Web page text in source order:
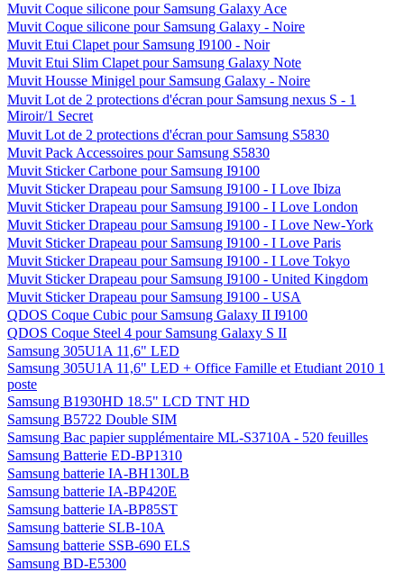
Muvit Coque silicone pour Samsung Galaxy Ace
Muvit Coque silicone pour Samsung Galaxy - Noire
Muvit Etui Clapet pour Samsung I9100 - Noir
Muvit Etui Slim Clapet pour Samsung Galaxy Note
Muvit Housse Minigel pour Samsung Galaxy - Noire
Muvit Lot de 2 protections d'écran pour Samsung nexus S - 1
Miroir/1 Secret
Muvit Lot de 2 protections d'écran pour Samsung S5830
Muvit Pack Accessoires pour Samsung S5830
Muvit Sticker Carbone pour Samsung I9100
Muvit Sticker Drapeau pour Samsung I9100 - I Love Ibiza
Muvit Sticker Drapeau pour Samsung I9100 - I Love London
Muvit Sticker Drapeau pour Samsung I9100 - I Love New-York
Muvit Sticker Drapeau pour Samsung I9100 - I Love Paris
Muvit Sticker Drapeau pour Samsung I9100 - I Love Tokyo
Muvit Sticker Drapeau pour Samsung I9100 - United Kingdom
Muvit Sticker Drapeau pour Samsung I9100 - USA
QDOS Coque Cubic pour Samsung Galaxy II I9100
QDOS Coque Steel 4 pour Samsung Galaxy S II
Samsung 305U1A 11,6" LED
Samsung 305U1A 11,6" LED + Office Famille et Etudiant 2010 1
poste
Samsung B1930HD 18.5" LCD TNT HD
Samsung B5722 Double SIM
Samsung Bac papier supplémentaire ML-S3710A - 520 feuilles
Samsung Batterie ED-BP1310
Samsung batterie IA-BH130LB
Samsung batterie IA-BP420E
Samsung batterie IA-BP85ST
Samsung batterie SLB-10A
Samsung batterie SSB-690 ELS
Samsung BD-E5300